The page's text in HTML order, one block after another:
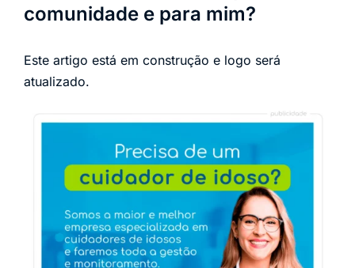
comunidade e para mim?
Este artigo está em construção e logo será
atualizado.